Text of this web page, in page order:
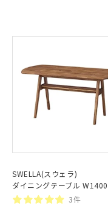
SWELLA(スウェラ)
ダイニングテーブル W1400
3件